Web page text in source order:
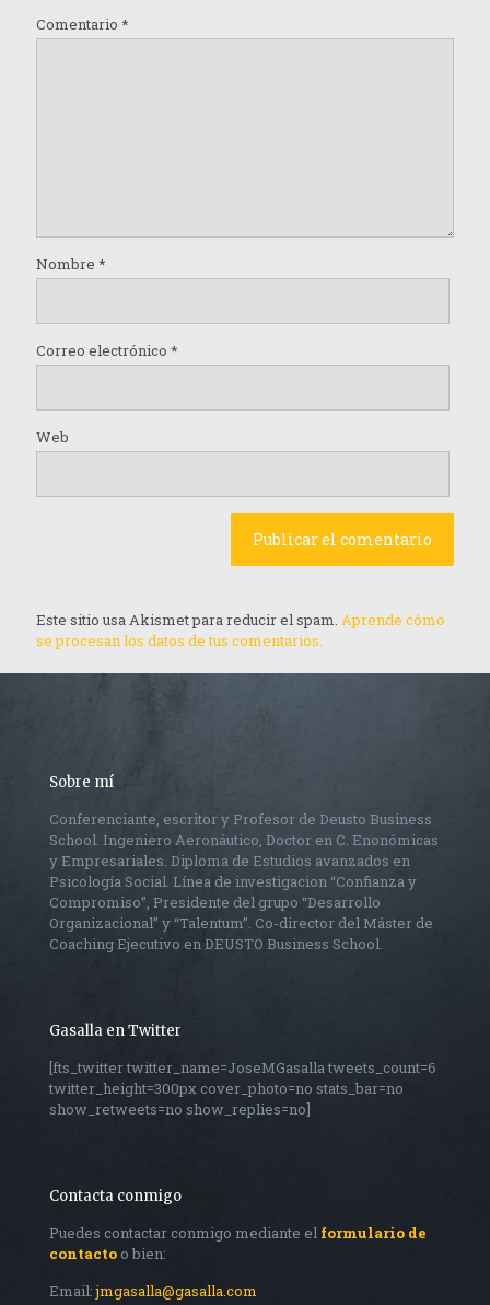
Comentario *
Nombre *
Correo electrónico *
Web
Este sitio usa Akismet para reducir el spam. Aprende cómo
se procesan los datos de tus comentarios.
Sobre mí
Conferenciante, escritor y Profesor de Deusto Business
School. Ingeniero Aeronáutico, Doctor en C. Enonómicas
y Empresariales. Diploma de Estudios avanzados en
Psicología Social. Línea de investigacion “Confianza y
Compromiso”, Presidente del grupo “Desarrollo
Organizacional” y “Talentum”. Co-director del Máster de
Coaching Ejecutivo en DEUSTO Business School.
Gasalla en Twitter
[fts_twitter twitter_name=JoseMGasalla tweets_count=6
twitter_height=300px cover_photo=no stats_bar=no
show_retweets=no show_replies=no]
Contacta conmigo
Puedes contactar conmigo mediante el formulario de
contacto o bien:
Email:jmgasalla@gasalla.com